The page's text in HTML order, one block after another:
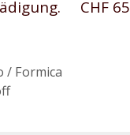
CHF 65
/ Formica